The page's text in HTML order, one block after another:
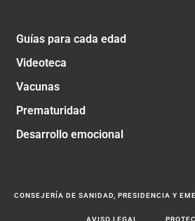
Guías para cada edad
Videoteca
Vacunas
Prematuridad
Desarrollo emocional
CONSEJERÍA DE SANIDAD, PRESIDENCIA Y